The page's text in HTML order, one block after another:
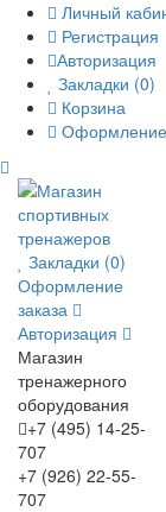
Личный
Регистрация
Авторизация
Закладки (0)
Корзина
Оформление
Закладки (0)
Оформление
заказа
Авторизация
Магазин
тренажерного
оборудования
+7 (495) 14-25-
707
+7 (926) 22-55-
707